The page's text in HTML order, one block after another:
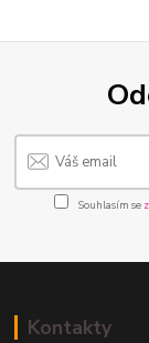
Souhlasím se
Kontakty